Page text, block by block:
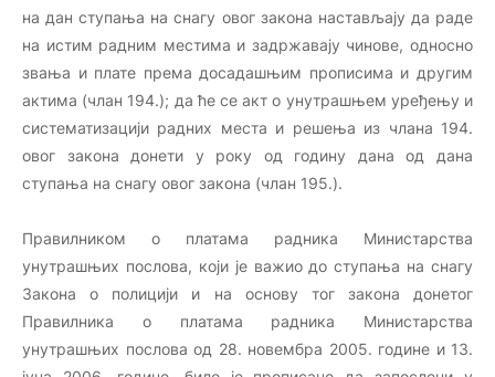
на дан ступања на снагу овог закона настављају да раде
на истим радним местима и задржавају чинове, односно
звања и плате према досадашњим прописима и другим
актима (члан 194.); да ће се акт о унутрашњем уређењу и
систематизацији радних места и решења из члана 194.
овог закона донети у року од годину дана од дана
ступања на снагу овог закона (члан 195.).
Правилником о платама радника Министарства
унутрашњих послова, који је важио до ступања на снагу
Закона о полицији и на основу тог закона донетог
Правилника о платама радника Министарства
унутрашњих послова од 28. новембра 2005. године и 13.